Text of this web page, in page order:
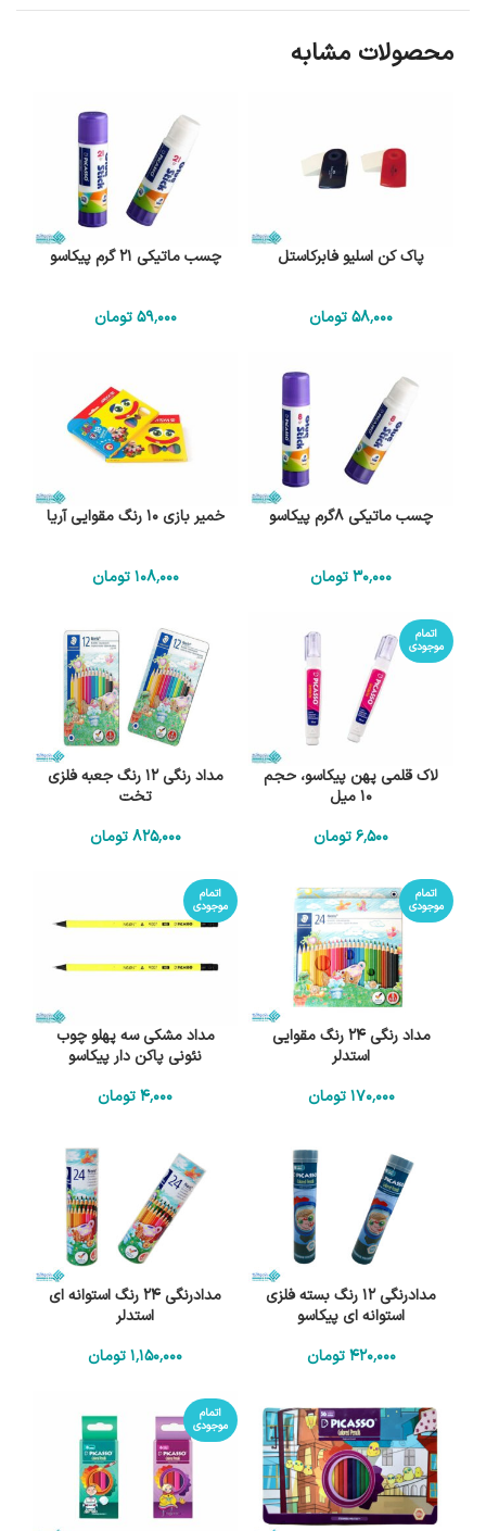
محصولات مشابه
پاک کن اسلیو فابرکاستل
58٬000تومان
چسب ماتیکی 21 گرم پیکاسو
59٬000 تومان
چسب ماتیکی 8گرم پیکاسو
30٬000تومان
خمیر بازی 10 رنگ مقوایی آریا
108٬000 تومان
اتمام
موجودی
لاک قلمی پهن پیکاسو، حجم
10 میل
6٬500تومان
مداد رنگی 12 رنگ جعبه فلزی
تخت
825٬000 تومان
اتمام
موجودی
مداد رنگی 24 رنگ مقوایی
استدلر
170٬000 تومان
اتمام
موجودی
مداد مشکی سه پهلو چوب
نئونی پاکن دار پیکاسو
4٬000تومان
مدادرنگی 12 رنگ بسته فلزی
استوانه ای پیکاسو
420٬000 تومان
مدادرنگی 24 رنگ استوانه ای
استدلر
1٬150٬000تومان
اتمام
موجودی